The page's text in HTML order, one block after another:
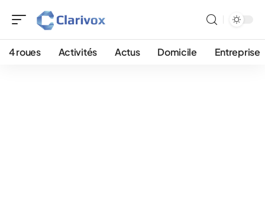
4 roues Activités Actus Domicile Entreprise